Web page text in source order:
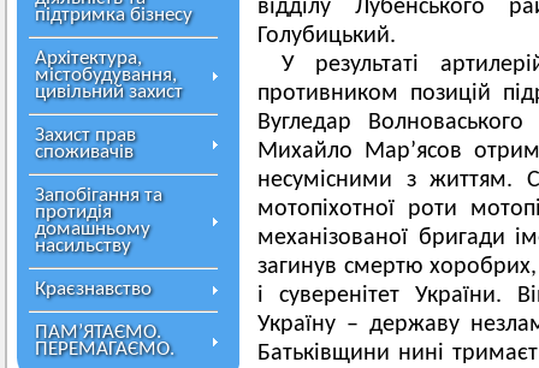
підтримка бізнесу
Архітектура,
містобудування,
цивільний захист
Захист прав
споживачів
Запобігання та
протидія
домашньому
насильству
Краєзнавство
ПАМ’ЯТАЄМО.
ПЕРЕМАГАЄМО.
відділу Лубенського
Голубицький.
У результаті
противником позицій
Вугледар
Михайло Мар’ясов
несумісними з життям.
мотопіхотної роти
механізованої бригади
загинув смертю хоробрих,
і суверенітет України.
Україну – державу
Батьківщини нині